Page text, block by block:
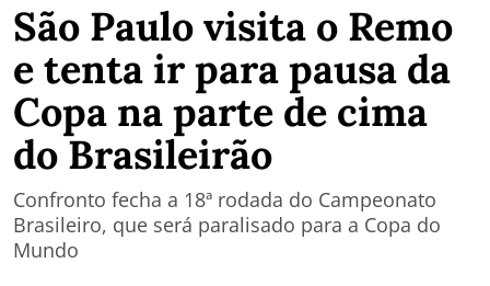
São Paulo visita o Remo
e tenta ir para pausa da
Copa na parte de cima
do Brasileirão
Confronto fecha a 18ª rodada do Campeonato
Brasileiro, que será paralisado para a Copa do
Mundo